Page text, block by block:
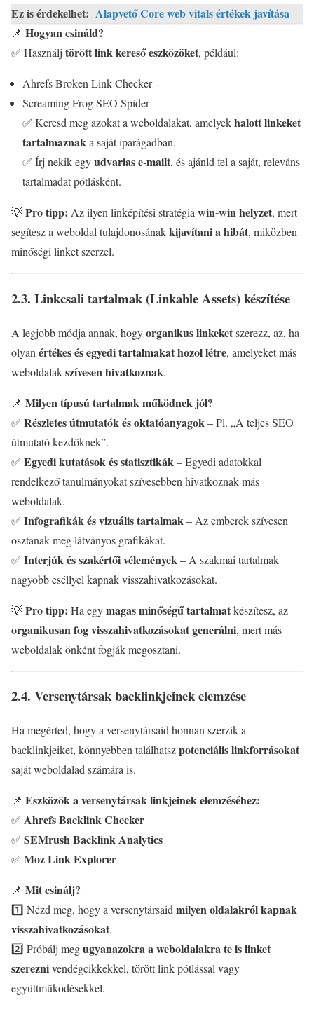
Ez is érdekelhet: Alapvető Core web vitals értékek javítása
📌 Hogyan csináld?
✅ Használj törött link kereső eszközöket, például:
Ahrefs Broken Link Checker
Screaming Frog SEO Spider
✅ Keresd meg azokat a weboldalakat, amelyekhalott linkeket
tartalmaznaka saját iparágadban.
✅ Írj nekik egyudvarias e-mailt, és ajánld fel a saját, releváns
tartalmadat pótlásként.
💡Pro tipp: Az ilyen linképítési stratégiawin-win helyzet, mert
segítesz a weboldal tulajdonosánakkijavítani a hibát, miközben
minőségi linket szerzel.
2.3. Linkcsali tartalmak (Linkable Assets) készítése
A legjobb módja annak, hogyorganikus linkeketszerezz, az, ha
olyan értékes és egyedi tartalmakat hozol létre, amelyeket más
weboldalakszívesen hivatkoznak.
📌 Milyen típusú tartalmak működnek jól?
✅ Részletes útmutatók és oktatóanyagok– Pl. „A teljes SEO
útmutató kezdőknek”.
✅ Egyedi kutatások és statisztikák– Egyedi adatokkal
rendelkező tanulmányokat szívesebben hivatkoznak más
weboldalak.
✅ Infografikák és vizuális tartalmak– Az emberek szívesen
osztanak meg látványos grafikákat.
✅ Interjúk és szakértői vélemények– A szakmai tartalmak
nagyobb eséllyel kapnak visszahivatkozásokat.
💡Pro tipp: Ha egymagas minőségű tartalmatkészítesz, az
organikusan fog visszahivatkozásokat generálni, mert más
weboldalak önként fogják megosztani.
2.4. Versenytársak backlinkjeinek elemzése
Ha megérted, hogy a versenytársaid honnan szerzik a
backlinkjeiket, könnyebben találhatszpotenciális linkforrásokat
saját weboldalad számára is.
📌 Eszközök a versenytársak linkjeinek elemzéséhez:
✅ Ahrefs Backlink Checker
✅ SEMrush Backlink Analytics
✅ Moz Link Explorer
📌 Mit csinálj?
1️⃣ Nézd meg, hogy a versenytársaid milyen oldalakról kapnak
visszahivatkozásokat.
2️⃣ Próbálj megugyanazokra a weboldalakra te is linket
szereznivendégcikkekkel, törött link pótlással vagy
együttműködésekkel.